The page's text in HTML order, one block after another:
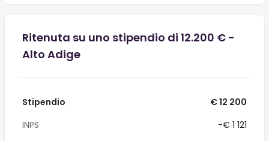
Ritenuta su uno stipendio di 12.200 € -
Alto Adige
Stipendio
€ 12 200
INPS
-€ 1 121